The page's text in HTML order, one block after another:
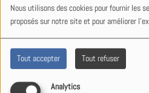
Nous utilisons des cookies pour fournir les
proposés sur notre site et pour améliorer
Tout accepter Tout refuser
Analytics
PHIL COLLINS
life